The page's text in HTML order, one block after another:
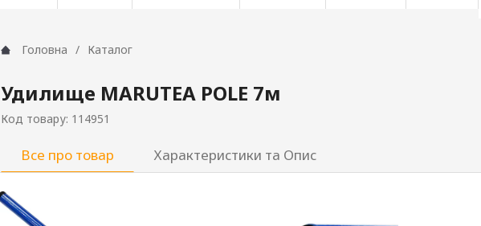
Головна Каталог
Удилище MARUTEA POLE 7м
Код товару: 114951
Все про товар Характеристики та Опис